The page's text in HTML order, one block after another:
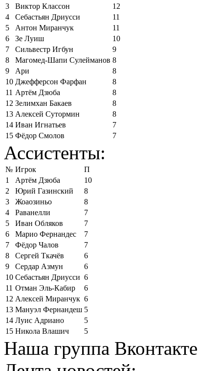
3
Виктор Классон
12
4
Себастьян Дриусси
11
5
Антон Миранчук
11
6
Зе Луиш
10
7
Сильвестр Игбун
9
8
Магомед-Шапи Сулейманов 8
9
Ари
8
10 Джефферсон Фарфан
8
11 Артём Дзюба
8
12 Зелимхан Бакаев
8
13 Алексей Сутормин
8
14 Иван Игнатьев
7
15 Фёдор Смолов 7
Ассистенты:
№ Игрок
П
1
Артём Дзюба
10
2
Юрий Газинский
8
3
Жоаозиньо
8
4
Раванелли
7
5
Иван Обляков
7
6
Марио Фернандес
7
7
Фёдор Чалов
7
8
Сергей Ткачёв
6
9
Сердар Азмун
6
10 Себастьян Дриусси 6
11 Отман Эль-Кабир
6
12 Алексей Миранчук 6
13 Мануэл Фернандеш 5
14 Луис Адриано
5
15 Никола Влашич 5
Наша группа Вконтакте